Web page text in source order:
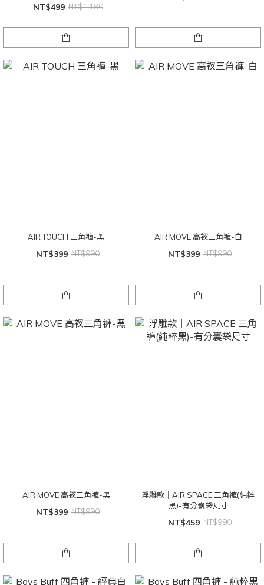
NT$499 NT$1,190
AIR TOUCH 三角褲-黑
NT$399 NT$990
AIR MOVE 高衩三角褲-白
NT$399 NT$990
AIR MOVE 高衩三角褲-黑
NT$399 NT$990
浮雕款｜AIR SPACE 三角褲(純粹
黑)-有分囊袋尺寸
NT$459 NT$990